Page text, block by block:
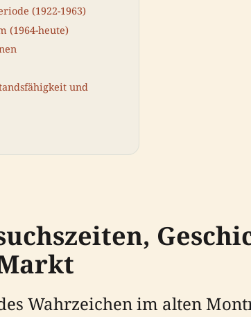
(1922-1963)
(1964-heute)
und
Wahrzeichen im alten